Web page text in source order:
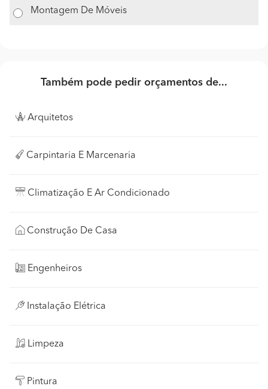
Montagem De Móveis
Também pode pedir orçamentos de...
Arquitetos
Carpintaria E Marcenaria
Climatização E Ar Condicionado
Construção De Casa
Engenheiros
Instalação Elétrica
Limpeza
Pintura